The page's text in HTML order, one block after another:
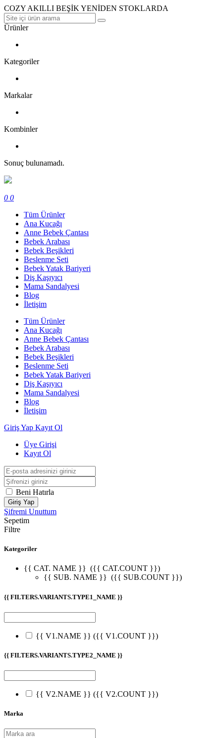
COZY AKILLI BEŞİK YENİDEN STOKLARDA
Ürünler
Kategoriler
Markalar
Kombinler
Sonuç bulunamadı.
0 0
Tüm Ürünler
Ana Kucağı
Anne Bebek Çantası
Bebek Arabası
Bebek Beşikleri
Beslenme Seti
Bebek Yatak Bariyeri
Diş Kaşıyıcı
Mama Sandalyesi
Blog
İletişim
Tüm Ürünler
Ana Kucağı
Anne Bebek Çantası
Bebek Arabası
Bebek Beşikleri
Beslenme Seti
Bebek Yatak Bariyeri
Diş Kaşıyıcı
Mama Sandalyesi
Blog
İletişim
Giriş Yap Kayıt Ol
Üye Girişi
Kayıt Ol
Beni Hatırla
Giriş Yap
Şifremi Unuttum
Sepetim
Filtre
Kategoriler
{{ CAT. NAME }} ({{ CAT.COUNT }})
{{ SUB. NAME }} ({{ SUB.COUNT }})
{{ FILTERS.VARIANTS.TYPE1_NAME }}
{{ V1.NAME }} ({{ V1.COUNT }})
{{ FILTERS.VARIANTS.TYPE2_NAME }}
{{ V2.NAME }} ({{ V2.COUNT }})
Marka